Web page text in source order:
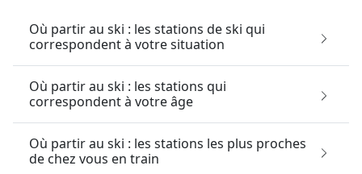
Où partir au ski : les stations de ski qui
correspondent à votre situation
Où partir au ski : les stations qui
correspondent à votre âge
Où partir au ski : les stations les plus proches
de chez vous en train